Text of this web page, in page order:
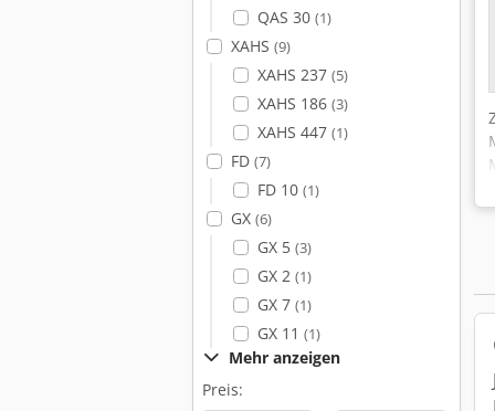
QAS 30 (1)
XAHS (9)
XAHS 237 (5)
XAHS 186 (3)
XAHS 447 (1)
FD (7)
FD 10 (1)
GX (6)
GX 5 (3)
GX 2 (1)
GX 7 (1)
GX 11 (1)
Mehr anzeigen
Preis: